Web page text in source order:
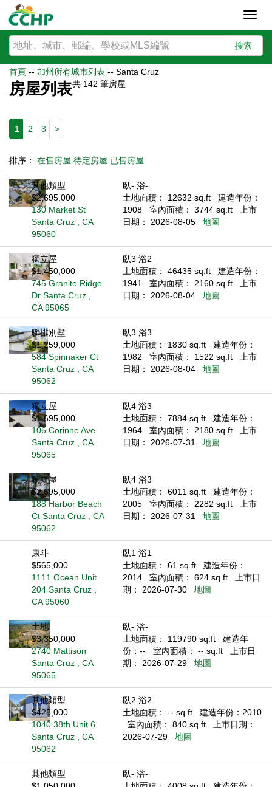
搜索
首頁 -- 加州所有城市列表 -- Santa Cruz
房屋列表共 142 筆房屋
1 2 3 >
排序： 在售房屋 待定房屋 已售房屋
其他類型
$2,695,000
130 Market St
Santa Cruz , CA
95060
臥- 浴-
土地面積： 12632 sq.ft
建造年份：
1908
室內面積： 3744 sq.ft
上市
日期： 2026-08-05
地圖
獨立屋
$1,450,000
745 Granite Ridge
Dr Santa Cruz ,
CA 95065
臥3 浴2
土地面積： 46435 sq.ft
建造年份：
1941
室內面積： 2160 sq.ft
上市
日期： 2026-08-04
地圖
聯排別墅
$1,259,000
584 Spinnaker Ct
Santa Cruz , CA
95062
臥3 浴3
土地面積： 1830 sq.ft
建造年份：
1982
室內面積： 1522 sq.ft
上市
日期： 2026-08-04
地圖
獨立屋
$1,695,000
106 Corinne Ave
Santa Cruz , CA
95065
臥4 浴3
土地面積： 7884 sq.ft
建造年份：
1964
室內面積： 2180 sq.ft
上市
日期： 2026-07-31
地圖
獨立屋
$2,695,000
188 Harbor Beach
Ct Santa Cruz , CA
95062
臥4 浴3
土地面積： 6011 sq.ft
建造年份：
2005
室內面積： 2282 sq.ft
上市
日期： 2026-07-31
地圖
康斗
$565,000
1111 Ocean Unit
204 Santa Cruz ,
CA 95060
臥1 浴1
土地面積： 61 sq.ft
建造年份：
2014
室內面積： 624 sq.ft
上市日
期： 2026-07-30
地圖
土地
$3,350,000
2740 Mattison
Santa Cruz , CA
95065
臥- 浴-
土地面積： 119790 sq.ft
建造年
份：--
室內面積： -- sq.ft
上市日
期： 2026-07-29
地圖
其他類型
$425,000
1040 38th Unit 6
Santa Cruz , CA
95062
臥2 浴2
土地面積： -- sq.ft
建造年份：2010
室內面積： 840 sq.ft
上市日期：
2026-07-29
地圖
其他類型
臥- 浴-